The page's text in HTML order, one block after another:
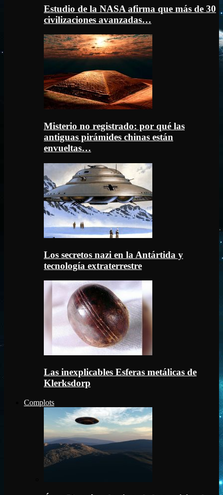
Estudio de la NASA afirma que más de 30
civilizaciones avanzadas…
Misterio no registrado: por qué las
antiguas pirámides chinas están
envueltas…
Los secretos nazi en la Antártida y
tecnología extraterrestre
Las inexplicables Esferas metálicas de
Klerksdorp
Complots